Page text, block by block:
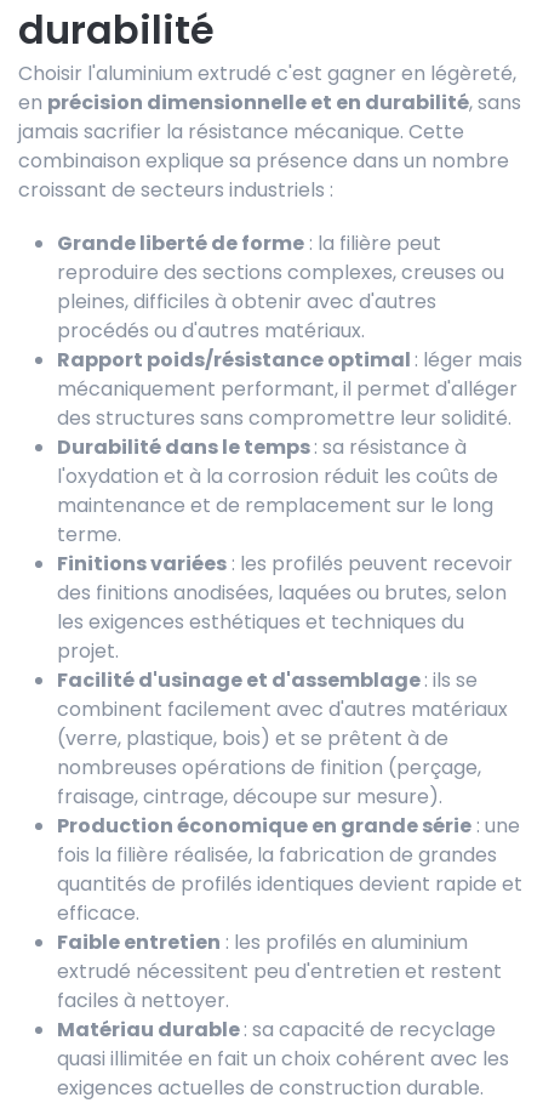
durabilité
Choisir l'aluminium extrudé c'est gagner en légèreté,
en précision dimensionnelle et en durabilité, sans
jamais sacrifier la résistance mécanique. Cette
combinaison explique sa présence dans un nombre
croissant de secteurs industriels :
Grande liberté de forme : la filière peut
reproduire des sections complexes, creuses ou
pleines, difficiles à obtenir avec d'autres
procédés ou d'autres matériaux.
Rapport poids/résistance optimal : léger mais
mécaniquement performant, il permet d'alléger
des structures sans compromettre leur solidité.
Durabilité dans le temps: sa résistance à
l'oxydation et à la corrosion réduit les coûts de
maintenance et de remplacement sur le long
terme.
Finitions variées : les profilés peuvent recevoir
des finitions anodisées, laquées ou brutes, selon
les exigences esthétiques et techniques du
projet.
Facilité d'usinage et d'assemblage: ils se
combinent facilement avec d'autres matériaux
(verre, plastique, bois) et se prêtent à de
nombreuses opérations de finition (perçage,
fraisage, cintrage, découpe sur mesure).
Production économique en grande série : une
fois la filière réalisée, la fabrication de grandes
quantités de profilés identiques devient rapide et
efficace.
Faible entretien : les profilés en aluminium
extrudé nécessitent peu d'entretien et restent
faciles à nettoyer.
Matériau durable: sa capacité de recyclage
quasi illimitée en fait un choix cohérent avec les
exigences actuelles de construction durable.